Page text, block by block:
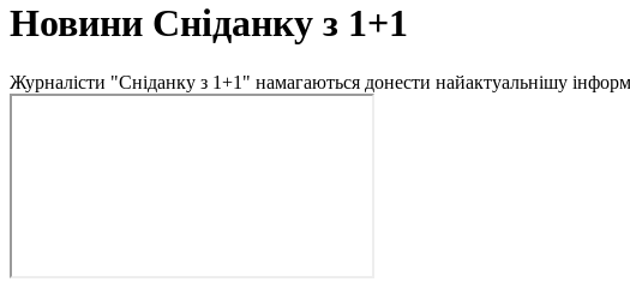
Новини Сніданку з 1+1
Журналісти "Сніданку з 1+1" намагаються донести найактуальнішу